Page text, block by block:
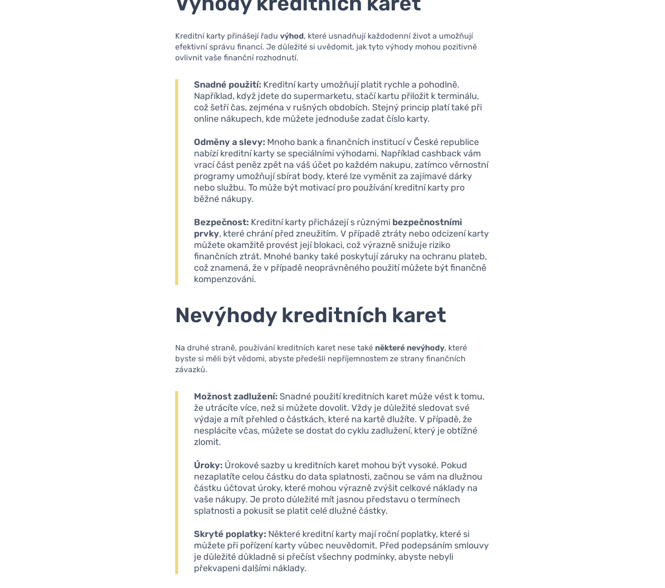
Kreditní karty přinášejí řaduvýhod, které usnadňují každodenní život a umožňují
efektivní správu financí. Je důležité si uvědomit, jak tyto výhody mohou pozitivně
ovlivnit vaše finanční rozhodnutí.
Snadné použití: Kreditní karty umožňují platit rychle a pohodlně.
Například, když jdete do supermarketu, stačí kartu přiložit k terminálu,
což šetří čas, zejména v rušných obdobích. Stejný princip platí také při
online nákupech, kde můžete jednoduše zadat číslo karty.
Odměny a slevy: Mnoho bank a finančních institucí v České republice
nabízí kreditní karty se speciálními výhodami. Například cashback vám
vrací část peněz zpět na váš účet po každém nakupu, zatímco věrnostní
programy umožňují sbírat body, které lze vyměnit za zajímavé dárky
nebo službu. To může být motivací pro používání kreditní karty pro
běžné nákupy.
Bezpečnost: Kreditní karty přicházejí s různými bezpečnostními
prvky, které chrání před zneužitím. V případě ztráty nebo odcizení karty
můžete okamžitě provést její blokaci, což výrazně snižuje riziko
finančních ztrát. Mnohé banky také poskytují záruky na ochranu plateb,
což znamená, že v případě neoprávněného použití můžete být finančně
kompenzováni.
Nevýhody kreditních karet
Na druhé straně, používání kreditních karet nese také některé nevýhody, které
byste si měli být vědomi, abyste předešli nepříjemnostem ze strany finančních
závazků.
Možnost zadlužení: Snadné použití kreditních karet může vést k tomu,
že utrácíte více, než si můžete dovolit. Vždy je důležité sledovat své
výdaje a mít přehled o částkách, které na kartě dlužíte. V případě, že
nesplácíte včas, můžete se dostat do cyklu zadlužení, který je obtížné
zlomit.
Úroky: Úrokové sazby u kreditních karet mohou být vysoké. Pokud
nezaplatíte celou částku do data splatnosti, začnou se vám na dlužnou
částku účtovat úroky, které mohou výrazně zvýšit celkové náklady na
vaše nákupy. Je proto důležité mít jasnou představu o termínech
splatnosti a pokusit se platit celé dlužné částky.
Skryté poplatky: Některé kreditní karty mají roční poplatky, které si
můžete při pořízení karty vůbec neuvědomit. Před podepsáním smlouvy
je důležité důkladně si přečíst všechny podmínky, abyste nebyli
překvapeni dalšími náklady.